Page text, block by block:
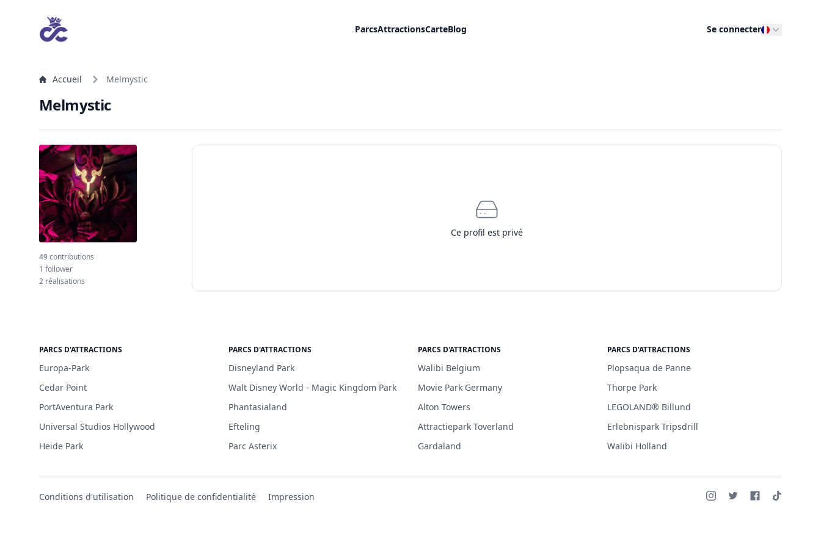
ParcsAttractionsCarteBlog Se connecter
Accueil Melmystic
Melmystic
49 contributions
1 follower
2 réalisations
Ce profil est privé
PARCS D'ATTRACTIONS
Europa-Park
Cedar Point
PortAventura Park
Universal Studios Hollywood
Heide Park
PARCS D'ATTRACTIONS
Disneyland Park
Walt Disney World - Magic Kingdom Park
Phantasialand
Efteling
Parc Asterix
PARCS D'ATTRACTIONS
Walibi Belgium
Movie Park Germany
Alton Towers
Attractiepark Toverland
Gardaland
PARCS D'ATTRACTIONS
Plopsaqua de Panne
Thorpe Park
LEGOLAND® Billund
Erlebnispark Tripsdrill
Walibi Holland
Conditions d'utilisation Politique de confidentialité Impression